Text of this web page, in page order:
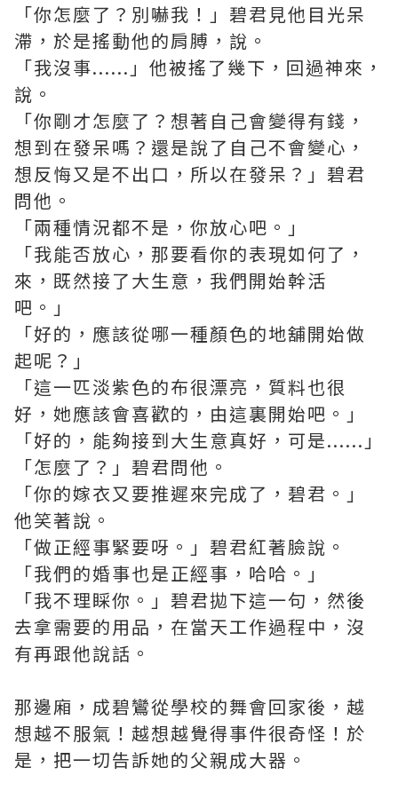
「你怎麼了？別嚇我！」碧君見他目光呆
滯，於是搖動他的肩膊，說。
「我沒事......」他被搖了幾下，回過神來，
說。
「你剛才怎麼了？想著自己會變得有錢，
想到在發呆嗎？還是說了自己不會變心，
想反悔又是不出口，所以在發呆？」碧君
問他。
「兩種情況都不是，你放心吧。」
「我能否放心，那要看你的表現如何了，
來，既然接了大生意，我們開始幹活
吧。」
「好的，應該從哪一種顏色的地舖開始做
起呢？」
「這一匹淡紫色的布很漂亮，質料也很
好，她應該會喜歡的，由這裏開始吧。」
「好的，能夠接到大生意真好，可是......」
「怎麼了？」碧君問他。
「你的嫁衣又要推遲來完成了，碧君。」
他笑著說。
「做正經事緊要呀。」碧君紅著臉說。
「我們的婚事也是正經事，哈哈。」
「我不理睬你。」碧君拋下這一句，然後
去拿需要的用品，在當天工作過程中，沒
有再跟他說話。
那邊廂，成碧鸞從學校的舞會回家後，越
想越不服氣！越想越覺得事件很奇怪！於
是，把一切告訴她的父親成大器。